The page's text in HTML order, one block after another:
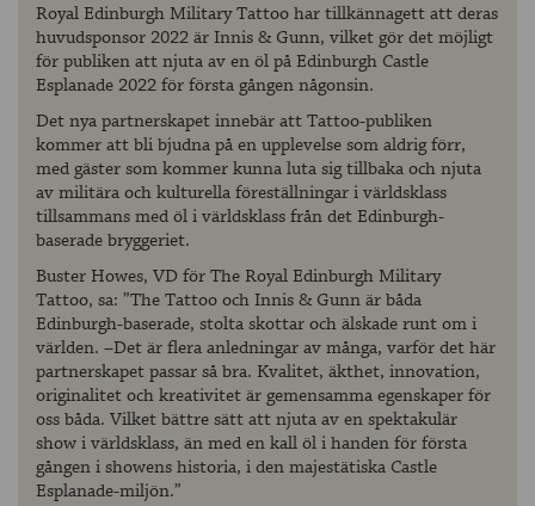
Royal Edinburgh Military Tattoo har tillkännagett att deras
huvudsponsor 2022 är Innis & Gunn, vilket gör det möjligt
för publiken att njuta av en öl på Edinburgh Castle
Esplanade 2022 för första gången någonsin.
Det nya partnerskapet innebär att Tattoo-publiken
kommer att bli bjudna på en upplevelse som aldrig förr,
med gäster som kommer kunna luta sig tillbaka och njuta
av militära och kulturella föreställningar i världsklass
tillsammans med öl i världsklass från det Edinburgh-
baserade bryggeriet.
Buster Howes, VD för The Royal Edinburgh Military
Tattoo, sa: ”The Tattoo och Innis & Gunn är båda
Edinburgh-baserade, stolta skottar och älskade runt om i
världen. –Det är flera anledningar av många, varför det här
partnerskapet passar så bra. Kvalitet, äkthet, innovation,
originalitet och kreativitet är gemensamma egenskaper för
oss båda. Vilket bättre sätt att njuta av en spektakulär
show i världsklass, än med en kall öl i handen för första
gången i showens historia, i den majestätiska Castle
Esplanade-miljön.”